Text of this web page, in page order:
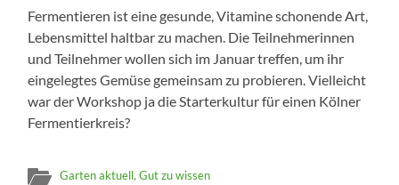
Fermentieren ist eine gesunde, Vitamine schonende Art,
Lebensmittel haltbar zu machen. Die Teilnehmerinnen
und Teilnehmer wollen sich im Januar treffen, um ihr
eingelegtes Gemüse gemeinsam zu probieren. Vielleicht
war der Workshop ja die Starterkultur für einen Kölner
Fermentierkreis?
Garten aktuell,Gut zu wissen